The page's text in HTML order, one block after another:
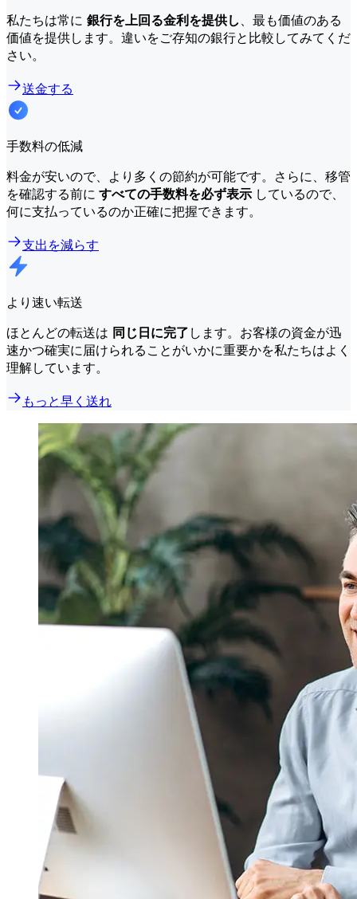
私たちは常に 銀行を上回る金利を提供し 、最も価値のある
価値を提供します。違いをご存知の銀行と比較してみてくだ
さい。
送金する
手数料の低減
料金が安いので、より多くの節約が可能です。さらに、移管
を確認する前に すべての手数料を必ず表示 しているので、
何に支払っているのか正確に把握できます。
支出を減らす
より速い転送
ほとんどの転送は 同じ日に完了 します。お客様の資金が迅
速かつ確実に届けられることがいかに重要かを私たちはよく
理解しています。
もっと早く送れ